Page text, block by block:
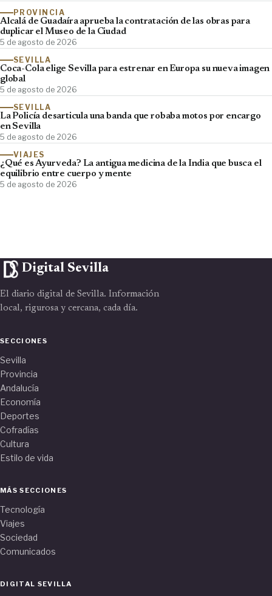
PROVINCIA
Alcalá de Guadaíra aprueba la contratación de las obras para
duplicar el Museo de la Ciudad
5 de agosto de 2026
SEVILLA
Coca-Cola elige Sevilla para estrenar en Europa su nueva imagen
global
5 de agosto de 2026
SEVILLA
La Policía desarticula una banda que robaba motos por encargo
en Sevilla
5 de agosto de 2026
VIAJES
¿Qué es Ayurveda? La antigua medicina de la India que busca el
equilibrio entre cuerpo y mente
5 de agosto de 2026
Digital Sevilla
El diario digital de Sevilla. Información
local, rigurosa y cercana, cada día.
SECCIONES
Sevilla
Provincia
Andalucía
Economía
Deportes
Cofradías
Cultura
Estilo de vida
MÁS SECCIONES
Tecnología
Viajes
Sociedad
Comunicados
DIGITAL SEVILLA